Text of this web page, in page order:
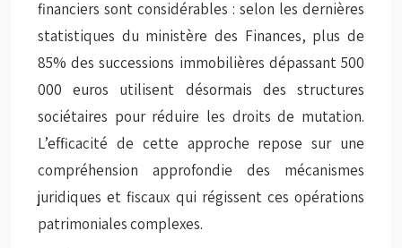
financiers sont considérables : selon les dernières
statistiques du ministère des Finances, plus de
85% des successions immobilières dépassant 500
000 euros utilisent désormais des structures
sociétaires pour réduire les droits de mutation.
L’efficacité de cette approche repose sur une
compréhension approfondie des mécanismes
juridiques et fiscaux qui régissent ces opérations
patrimoniales complexes.